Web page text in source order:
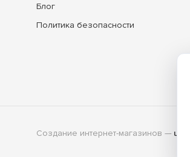
Блог
Политика безопасности
Создание интернет-магазинов —